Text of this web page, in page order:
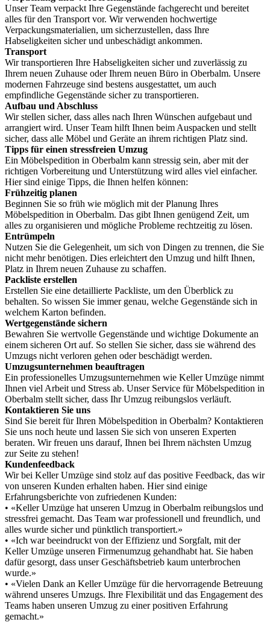
Unser Team verpackt Ihre Gegenstände fachgerecht und bereitet
alles für den Transport vor. Wir verwenden hochwertige
Verpackungsmaterialien, um sicherzustellen, dass Ihre
Habseligkeiten sicher und unbeschädigt ankommen.
Transport
Wir transportieren Ihre Habseligkeiten sicher und zuverlässig zu
Ihrem neuen Zuhause oder Ihrem neuen Büro in Oberbalm. Unsere
modernen Fahrzeuge sind bestens ausgestattet, um auch
empfindliche Gegenstände sicher zu transportieren.
Aufbau und Abschluss
Wir stellen sicher, dass alles nach Ihren Wünschen aufgebaut und
arrangiert wird. Unser Team hilft Ihnen beim Auspacken und stellt
sicher, dass alle Möbel und Geräte an ihrem richtigen Platz sind.
Tipps für einen stressfreien Umzug
Ein Möbelspedition in Oberbalm kann stressig sein, aber mit der
richtigen Vorbereitung und Unterstützung wird alles viel einfacher.
Hier sind einige Tipps, die Ihnen helfen können:
Frühzeitig planen
Beginnen Sie so früh wie möglich mit der Planung Ihres
Möbelspedition in Oberbalm. Das gibt Ihnen genügend Zeit, um
alles zu organisieren und mögliche Probleme rechtzeitig zu lösen.
Entrümpeln
Nutzen Sie die Gelegenheit, um sich von Dingen zu trennen, die Sie
nicht mehr benötigen. Dies erleichtert den Umzug und hilft Ihnen,
Platz in Ihrem neuen Zuhause zu schaffen.
Packliste erstellen
Erstellen Sie eine detaillierte Packliste, um den Überblick zu
behalten. So wissen Sie immer genau, welche Gegenstände sich in
welchem Karton befinden.
Wertgegenstände sichern
Bewahren Sie wertvolle Gegenstände und wichtige Dokumente an
einem sicheren Ort auf. So stellen Sie sicher, dass sie während des
Umzugs nicht verloren gehen oder beschädigt werden.
Umzugsunternehmen beauftragen
Ein professionelles Umzugsunternehmen wie Keller Umzüge nimmt
Ihnen viel Arbeit und Stress ab. Unser Service für Möbelspedition in
Oberbalm stellt sicher, dass Ihr Umzug reibungslos verläuft.
Kontaktieren Sie uns
Sind Sie bereit für Ihren Möbelspedition in Oberbalm? Kontaktieren
Sie uns noch heute und lassen Sie sich von unseren Experten
beraten. Wir freuen uns darauf, Ihnen bei Ihrem nächsten Umzug
zur Seite zu stehen!
Kundenfeedback
Wir bei Keller Umzüge sind stolz auf das positive Feedback, das wir
von unseren Kunden erhalten haben. Hier sind einige
Erfahrungsberichte von zufriedenen Kunden:
• «Keller Umzüge hat unseren Umzug in Oberbalm reibungslos und
stressfrei gemacht. Das Team war professionell und freundlich, und
alles wurde sicher und pünktlich transportiert.»
• «Ich war beeindruckt von der Effizienz und Sorgfalt, mit der
Keller Umzüge unseren Firmenumzug gehandhabt hat. Sie haben
dafür gesorgt, dass unser Geschäftsbetrieb kaum unterbrochen
wurde.»
• «Vielen Dank an Keller Umzüge für die hervorragende Betreuung
während unseres Umzugs. Ihre Flexibilität und das Engagement des
Teams haben unseren Umzug zu einer positiven Erfahrung
gemacht.»